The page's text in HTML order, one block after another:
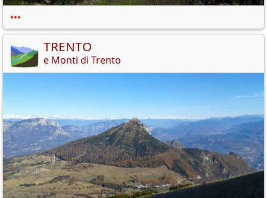
•••
TRENTO
e Monti di Trento